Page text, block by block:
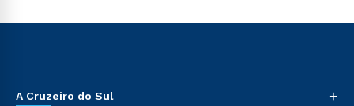
A Cruzeiro do Sul +